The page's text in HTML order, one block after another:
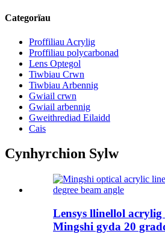
Categorïau
Proffiliau Acrylig
Proffiliau polycarbonad
Lens Optegol
Tiwbiau Crwn
Tiwbiau Arbennig
Gwiail crwn
Gwiail arbennig
Gweithrediad Eilaidd
Cais
Cynhyrchion Sylw
Lensys llinellol acrylig
Mingshi gyda 20